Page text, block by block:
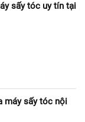
sấy tóc uy tín tại
máy sấy tóc nội